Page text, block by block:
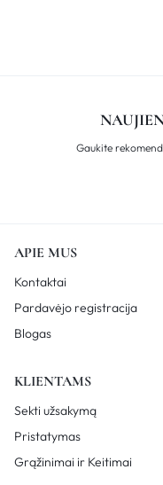
Gaukite
APIE MUS
Kontaktai
Pardavėjo registracija
Blogas
KLIENTAMS
Sekti užsakymą
Pristatymas
Grąžinimai ir Keitimai